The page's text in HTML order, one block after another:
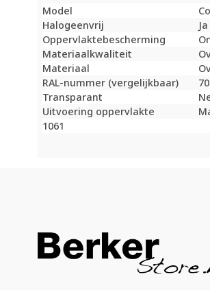
Model
Halogeenvrij
Ja
Oppervlaktebescherming
Materiaalkwaliteit
Materiaal
RAL-nummer (vergelijkbaar)
Transparant
Uitvoering oppervlakte
1061